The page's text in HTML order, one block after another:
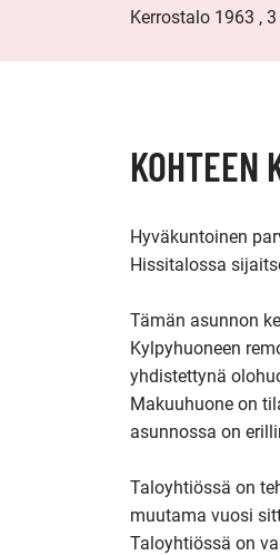
Kerrostalo 1963 ,
KOHTEEN
Hyväkuntoinen
Hissitalossa
Tämän asunnon
Kylpyhuoneen
yhdistettynä
Makuuhuone on
asunnossa on
Taloyhtiössä on
muutama vuosi
Taloyhtiössä on